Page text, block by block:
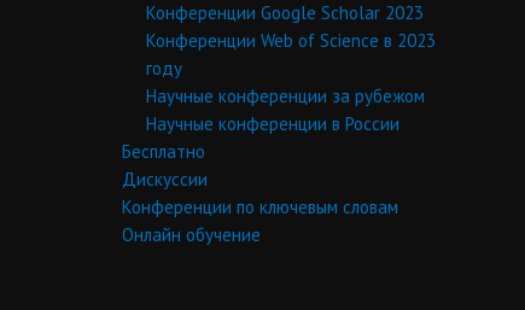
Конференции Google Scholar 2023
Конференции Web of Science в 2023
году
Научные конференции за рубежом
Научные конференции в России
Бесплатно
Дискуссии
Конференции по ключевым словам
Онлайн обучение